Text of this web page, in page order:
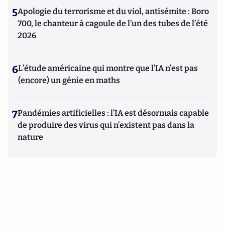
5Apologie du terrorisme et du viol, antisémite : Boro
700, le chanteur à cagoule de l’un des tubes de l’été
2026
6L’étude américaine qui montre que l’IA n’est pas
(encore) un génie en maths
7Pandémies artificielles : l’IA est désormais capable
de produire des virus qui n’existent pas dans la
nature